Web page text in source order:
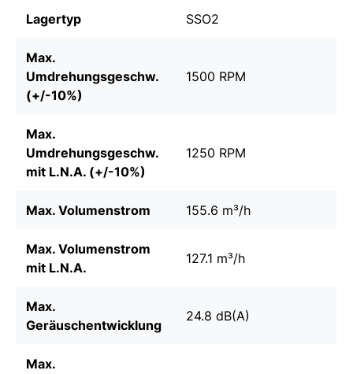
Lagertyp SSO2
Max.
Umdrehungsgeschw.
(+/-10%)
1500 RPM
Max.
Umdrehungsgeschw.
mit L.N.A. (+/-10%)
1250 RPM
Max. Volumenstrom 155.6 m³/h
Max. Volumenstrom
mit L.N.A.
127.1 m³/h
Max.
Geräuschentwicklung
24.8 dB(A)
Max.